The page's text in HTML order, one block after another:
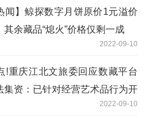
闻】鲸探数字月饼原价1元溢价
其余藏品“熄火”价格仅剩一成
2022-09-10
!重庆江北文旅委回应数藏平台
集资：已针对经营艺术品行为开
2022-09-10